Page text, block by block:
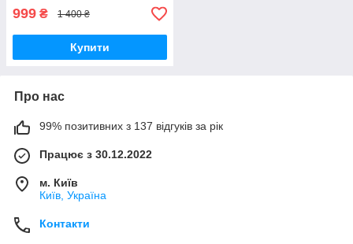
999 ₴ 1 400 ₴
Купити
Про нас
99% позитивних з 137 відгуків за рік
Працює з 30.12.2022
м. Київ
Київ, Україна
Контакти